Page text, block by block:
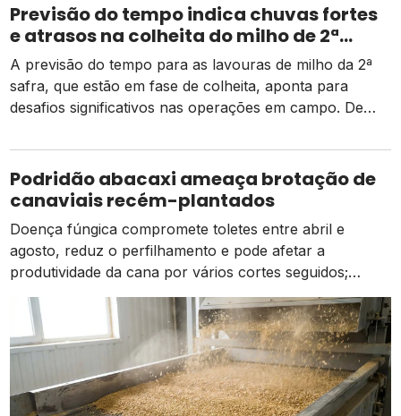
Previsão do tempo indica chuvas fortes
e atrasos na colheita do milho de 2ª
safra
A previsão do tempo para as lavouras de milho da 2ª
safra, que estão em fase de colheita, aponta para
desafios significativos nas operações em campo. De
em relação ao mesmo período do ano passado, mas as
atividades estão ocorrendo de forma normal em
comparação à média dos […]
Podridão abacaxi ameaça brotação de
canaviais recém-plantados
Doença fúngica compromete toletes entre abril e
agosto, reduz o perfilhamento e pode afetar a
produtividade da cana por vários cortes seguidos;
prevenção começa na escolha das mudas